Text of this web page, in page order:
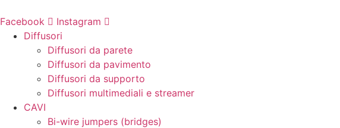
al
contenuto
Facebook
Instagram
Diffusori
Diffusori da parete
Diffusori da pavimento
Diffusori da supporto
Diffusori multimediali e streamer
CAVI
Bi-wire jumpers (bridges)